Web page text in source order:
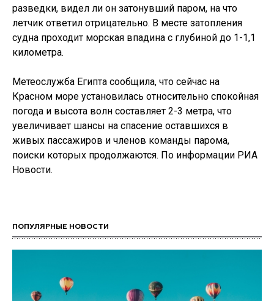
разведки, видел ли он затонувший паром, на что
летчик ответил отрицательно. В месте затопления
судна проходит морская впадина с глубиной до 1-1,1
километра.
Метеослужба Египта сообщила, что сейчас на
Красном море установилась относительно спокойная
погода и высота волн составляет 2-3 метра, что
увеличивает шансы на спасение оставшихся в
живых пассажиров и членов команды парома,
поиски которых продолжаются. По информации РИА
Новости.
ПОПУЛЯРНЫЕ НОВОСТИ